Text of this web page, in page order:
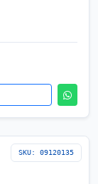
SKU: 09120135